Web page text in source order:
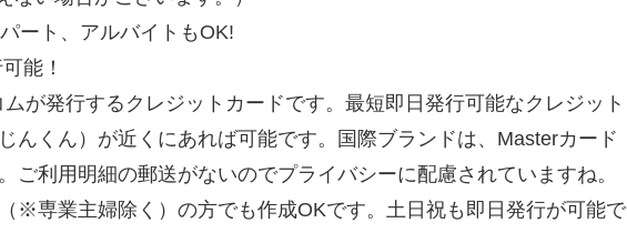
パート、アルバイトもOK!
能！
が発行するクレジットカードです。最短即日発行可能なクレジット
んくん）が近くにあれば可能です。国際ブランドは、Masterカード
ご利用明細の郵送がないのでプライバシーに配慮されていますね。
※専業主婦除く）の方でも作成OKです。土日祝も即日発行が可能で